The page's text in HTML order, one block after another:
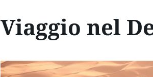
Viaggio nel